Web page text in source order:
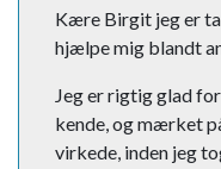
Kære Birgit jeg er
hjælpe mig blandt
Jeg er rigtig glad
kende, og mærket
virkede, inden jeg